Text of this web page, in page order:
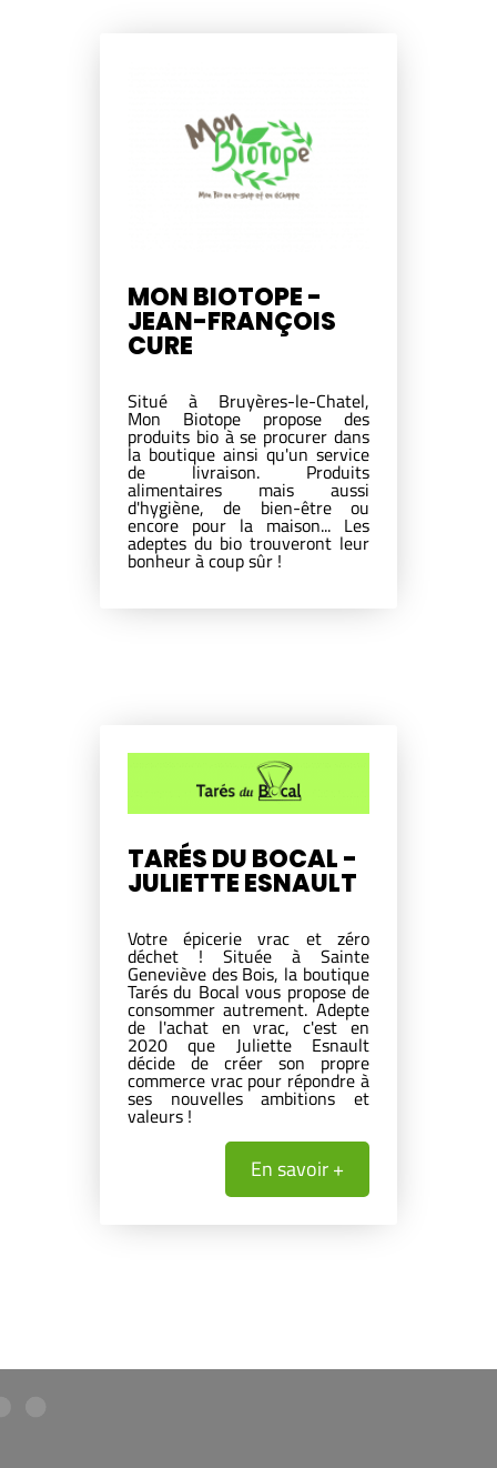
MON BIOTOPE -
JEAN-FRANÇOIS
CURE
Situé à Bruyères-le-Chatel,
Mon Biotope propose des
produits bio à se procurer dans
la boutique ainsi qu'un service
de livraison. Produits
alimentaires mais aussi
d'hygiène, de bien-être ou
encore pour la maison... Les
adeptes du bio trouveront leur
bonheur à coup sûr !
TARÉS DU BOCAL -
JULIETTE ESNAULT
Votre épicerie vrac et zéro
déchet ! Située à Sainte
Geneviève des Bois, la boutique
Tarés du Bocal vous propose de
consommer autrement. Adepte
de l'achat en vrac, c'est en
2020 que Juliette Esnault
décide de créer son propre
commerce vrac pour répondre à
ses nouvelles ambitions et
valeurs !
En savoir +